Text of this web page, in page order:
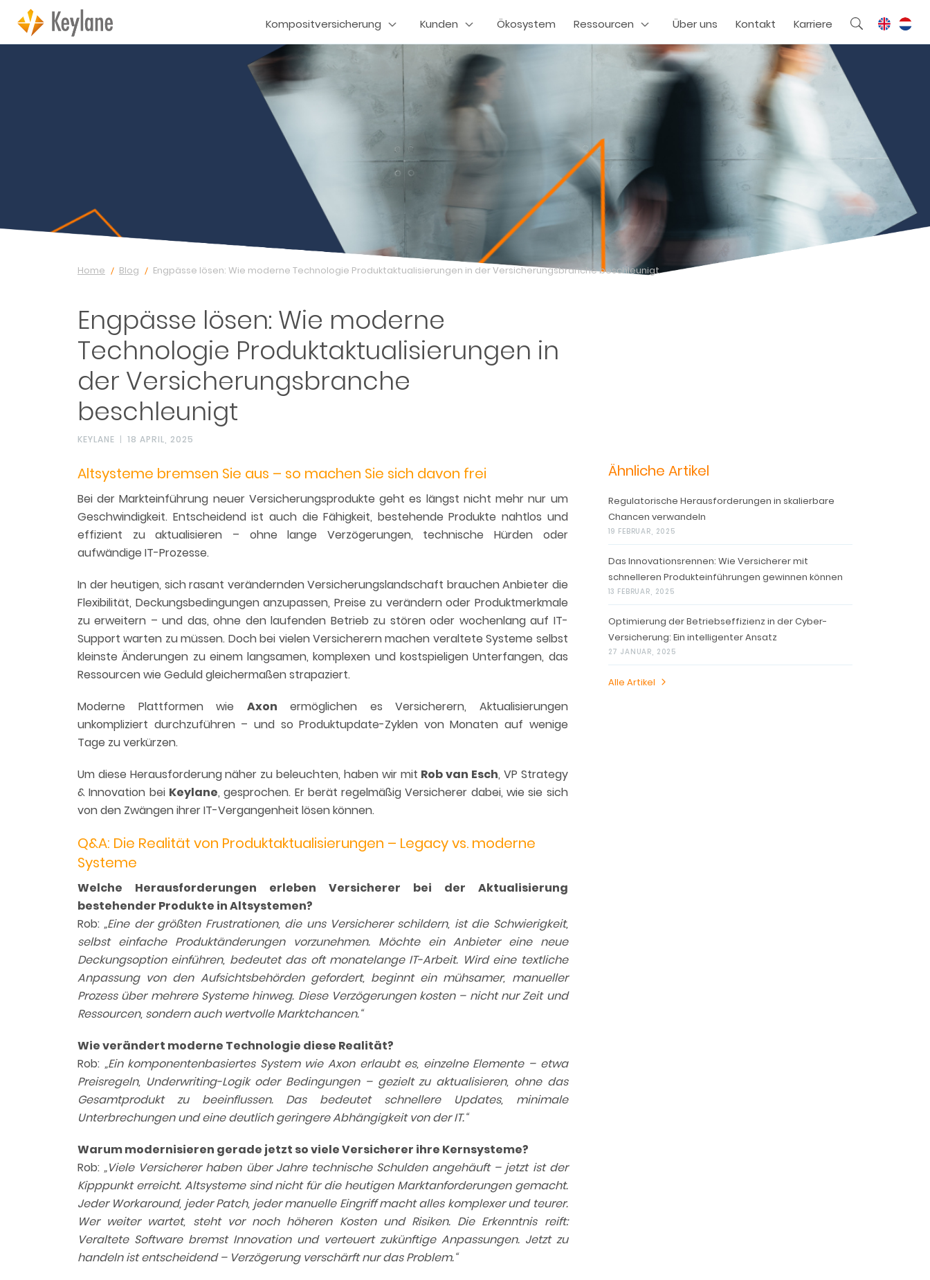
Kompositversicherung Kunden Ökosystem Ressourcen Über uns Kontakt Karriere
Home Blog Engpässe lösen: Wie moderne Technologie Produktaktualisierungen in der Versicherungsbranche beschleunigt
Engpässe lösen: Wie moderne
Technologie Produktaktualisierungen in
der Versicherungsbranche
beschleunigt
KEYLANE 18 APRIL, 2025
Altsysteme bremsen Sie aus – so machen Sie sich davon frei
Bei der Markteinführung neuer Versicherungsprodukte geht es längst nicht mehr nur um
Geschwindigkeit. Entscheidend ist auch die Fähigkeit, bestehende Produkte nahtlos und
effizient zu aktualisieren – ohne lange Verzögerungen, technische Hürden oder
aufwändige IT-Prozesse.
In der heutigen, sich rasant verändernden Versicherungslandschaft brauchen Anbieter die
Flexibilität, Deckungsbedingungen anzupassen, Preise zu verändern oder Produktmerkmale
zu erweitern – und das, ohne den laufenden Betrieb zu stören oder wochenlang auf IT-
Support warten zu müssen. Doch bei vielen Versicherern machen veraltete Systeme selbst
kleinste Änderungen zu einem langsamen, komplexen und kostspieligen Unterfangen, das
Ressourcen wie Geduld gleichermaßen strapaziert.
Moderne Plattformen wie Axon ermöglichen es Versicherern, Aktualisierungen
unkompliziert durchzuführen – und so Produktupdate-Zyklen von Monaten auf wenige
Tage zu verkürzen.
Um diese Herausforderung näher zu beleuchten, haben wir mit Rob van Esch, VP Strategy
& Innovation bei Keylane, gesprochen. Er berät regelmäßig Versicherer dabei, wie sie sich
von den Zwängen ihrer IT-Vergangenheit lösen können.
Q&A: Die Realität von Produktaktualisierungen – Legacy vs. moderne
Systeme
Welche Herausforderungen erleben Versicherer bei der Aktualisierung
bestehender Produkte in Altsystemen?
Rob:„Eine der größten Frustrationen, die uns Versicherer schildern, ist die Schwierigkeit,
selbst einfache Produktänderungen vorzunehmen. Möchte ein Anbieter eine neue
Deckungsoption einführen, bedeutet das oft monatelange IT-Arbeit. Wird eine textliche
Anpassung von den Aufsichtsbehörden gefordert, beginnt ein mühsamer, manueller
Prozess über mehrere Systeme hinweg. Diese Verzögerungen kosten – nicht nur Zeit und
Ressourcen, sondern auch wertvolle Marktchancen.“
Wie verändert moderne Technologie diese Realität?
Rob: „Ein komponentenbasiertes System wie Axon erlaubt es, einzelne Elemente – etwa
Preisregeln, Underwriting-Logik oder Bedingungen – gezielt zu aktualisieren, ohne das
Gesamtprodukt zu beeinflussen. Das bedeutet schnellere Updates, minimale
Unterbrechungen und eine deutlich geringere Abhängigkeit von der IT.“
Warum modernisieren gerade jetzt so viele Versicherer ihre Kernsysteme?
Rob:„Viele Versicherer haben über Jahre technische Schulden angehäuft – jetzt ist der
Kipppunkt erreicht. Altsysteme sind nicht für die heutigen Marktanforderungen gemacht.
Jeder Workaround, jeder Patch, jeder manuelle Eingriff macht alles komplexer und teurer.
Wer weiter wartet, steht vor noch höheren Kosten und Risiken. Die Erkenntnis reift:
Veraltete Software bremst Innovation und verteuert zukünftige Anpassungen. Jetzt zu
handeln ist entscheidend – Verzögerung verschärft nur das Problem.“
Ähnliche Artikel
Regulatorische Herausforderungen in skalierbare
Chancen verwandeln
19 FEBRUAR, 2025
Das Innovationsrennen: Wie Versicherer mit
schnelleren Produkteinführungen gewinnen können
13 FEBRUAR, 2025
Optimierung der Betriebseffizienz in der Cyber-
Versicherung: Ein intelligenter Ansatz
27 JANUAR, 2025
Alle Artikel